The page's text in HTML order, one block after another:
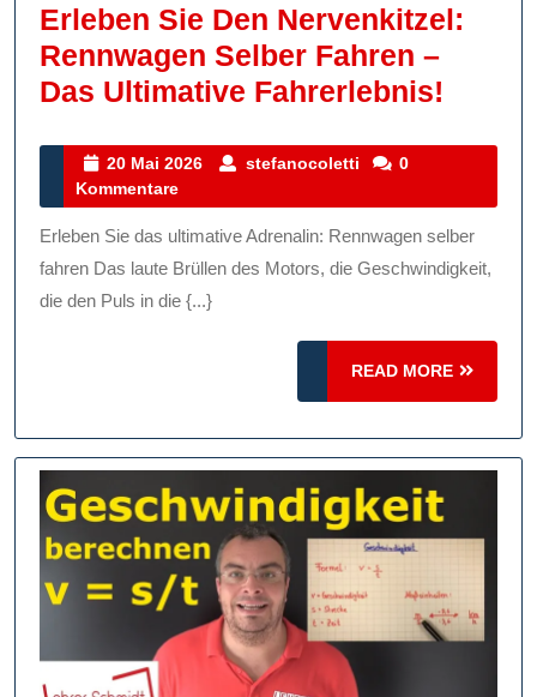
Erleben Sie Den Nervenkitzel:
Rennwagen Selber Fahren –
Das Ultimative Fahrerlebnis!
Selber
–
Das
20 Mai 2026
20
2026
stefanocoletti stefanocoletti
0
Kommentare
Erleben Sie das ultimative Adrenalin: Rennwagen selber
fahren Das laute Brüllen des Motors, die Geschwindigkeit,
die den Puls in die {...}
READ MORE
READ
MORE